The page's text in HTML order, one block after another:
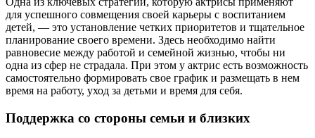
для успешного совмещения своей карьеры с воспитанием
детей, — это установление четких приоритетов и тщательное
планирование своего времени. Здесь необходимо найти
равновесие между работой и семейной жизнью, чтобы ни
одна из сфер не страдала. При этом у актрис есть возможность
самостоятельно формировать свое график и размещать в нем
время на работу, уход за детьми и время для себя.
Поддержка со стороны семьи и близких